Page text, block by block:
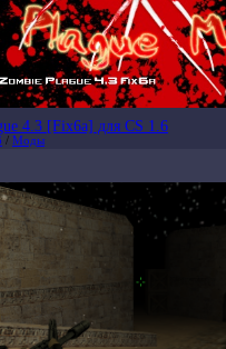
4.3 [Fix6a] для CS 1.6
/ Моды